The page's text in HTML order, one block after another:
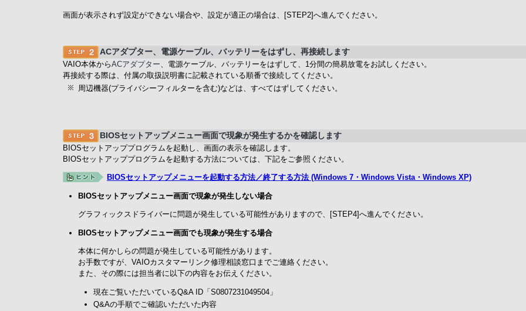
画面が表示されず設定ができない場合や、設定が適正の場合は、[STEP2]へ進んでください。
ACアダプター、電源ケーブル、バッテリーをはずし、再接続します
VAIO本体からACアダプター 、電源ケーブル、バッテリーをはずして、1分間の簡易放電をお試しください。
再接続する際は、付属の取扱説明書に記載されている順番で接続してください。
周辺機器(プライバシーフィルターを含む)などは、すべてはずしてください。
BIOSセットアップメニュー画面で現象が発生するかを確認します
BIOSセットアッププログラムを起動し、画面の表示を確認します。
BIOSセットアッププログラムを起動する方法については、下記をご参照ください。
BIOSセットアップメニューを起動する方法／終了する方法 (Windows 7・Windows Vista・Windows XP)
BIOSセットアップメニュー画面で現象が発生しない場合
グラフィックスドライバーに問題が発生している可能性がありますので、[STEP4]へ進んでください。
BIOSセットアップメニュー画面でも現象が発生する場合
本体に何かしらの問題が発生している可能性があります。
お手数ですが、VAIOカスタマーリンク修理相談窓口までご連絡ください。
また、その際には担当者に以下の内容をお伝えください。
現在ご覧いただいているQ&A ID「S0807231049504」
Q&Aの手順でご確認いただいた内容